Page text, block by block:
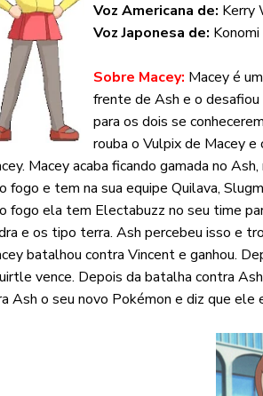
Voz Americana de: Kerry
Voz Japonesa de:
Sobre Macey: Macey é
frente de Ash e o
para os dois se
rouba o Vulpix de Macey
Macey acaba ficando gamada no
fogo e tem na sua equipe Quilava,
fogo ela tem Electabuzz no seu time
e os tipo terra. Ash percebeu isso e
batalhou contra Vincent e ganhou.
vence. Depois da batalha contra
Ash o seu novo Pokémon e diz que